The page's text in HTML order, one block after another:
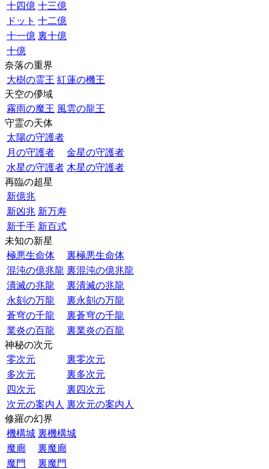
十四億 十三億
ドット 十二億
十一億 裏十億
十億
奈落の重界
大樹の霊王 紅蓮の機王
天空の儚域
霧雨の魔王 風雲の龍王
守霊の天体
太陽の守護者
月の守護者
金星の守護者
水星の守護者 木星の守護者
再臨の超星
新億兆
新凶兆 新万寿
新千手 新百式
未知の新星
極悪生命体
裏極悪生命体
混沌の億兆龍 裏混沌の億兆龍
潰滅の兆龍
裏潰滅の兆龍
永刻の万龍
裏永刻の万龍
蒼穹の千龍
裏蒼穹の千龍
業炎の百龍
裏業炎の百龍
神秘の次元
零次元
裏零次元
多次元
裏多次元
四次元
裏四次元
次元の案内人 裏次元の案内人
修羅の幻界
機構城 裏機構城
魔廊
裏魔廊
魔門
裏魔門